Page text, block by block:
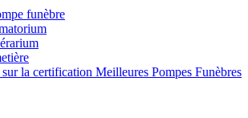
funèbre
la certification Meilleures Pompes Funèbres